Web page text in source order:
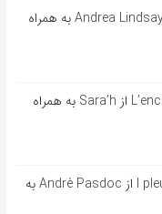
آهنگ فرانسوی Près de toi از Andrea Lindsay به همراه
آهنگ فرانسوی L’encre de tes yeux از Sara’h به همراه
آهنگ فرانسوی l pleut sur la route از André Pasdoc به